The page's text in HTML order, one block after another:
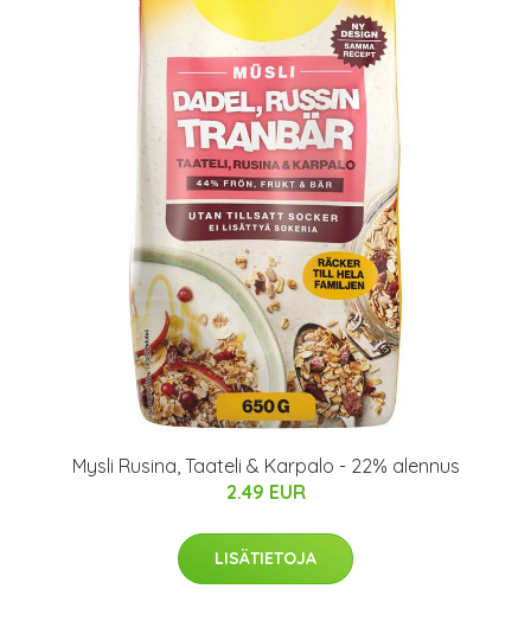
Mysli Rusina, Taateli & Karpalo - 22% alennus
2.49 EUR
LISÄTIETOJA